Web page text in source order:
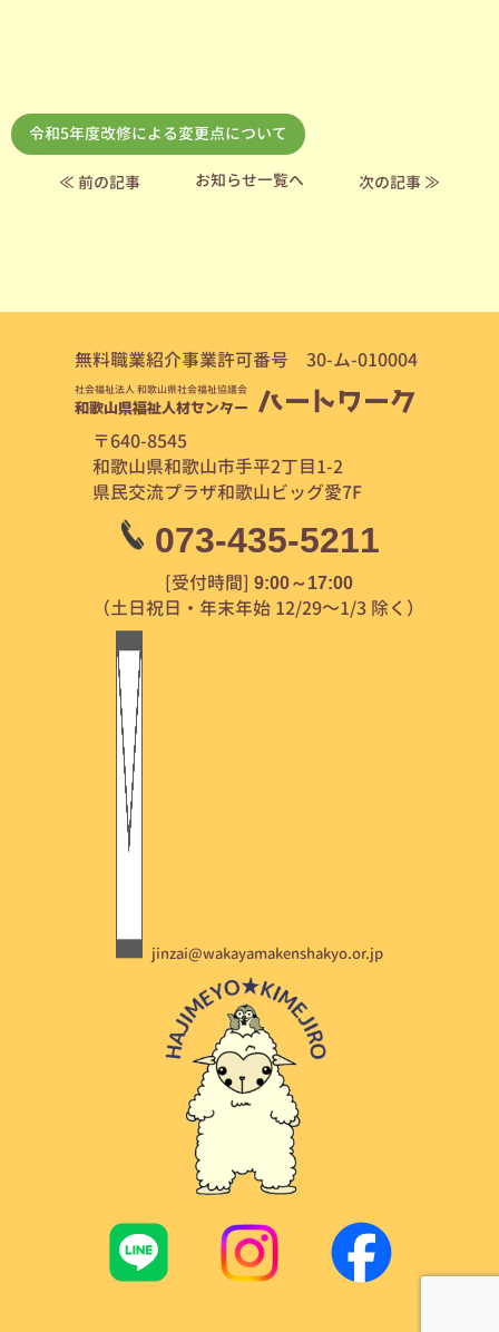
令和5年度改修による変更点について
≪ 前の記事 お知らせ一覧へ 次の記事 ≫
無料職業紹介事業許可番号 30-ム-010004
社会福祉法人 和歌山県社会福祉協議会
和歌山県福祉人材センター ハートワーク
〒640-8545
和歌山県和歌山市手平2丁目1-2
県民交流プラザ和歌山ビッグ愛7F
073-435-5211
[受付時間] 9:00～17:00
（土日祝日・年末年始 12/29～1/3 除く）
jinzai@wakayamakenshakyo.or.jp